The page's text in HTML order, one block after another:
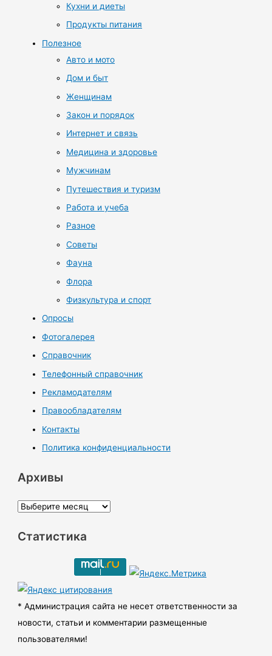
Кухни и диеты
Продукты питания
Полезное
Авто и мото
Дом и быт
Женщинам
Закон и порядок
Интернет и связь
Медицина и здоровье
Мужчинам
Путешествия и туризм
Работа и учеба
Разное
Советы
Фауна
Флора
Физкультура и спорт
Опросы
Фотогалерея
Справочник
Телефонный справочник
Рекламодателям
Правообладателям
Контакты
Политика конфиденциальности
Архивы
А
х
ы
Статистика
* Администрация сайта не несет ответственности за
новости, статьи и комментарии размещенные
пользователями!